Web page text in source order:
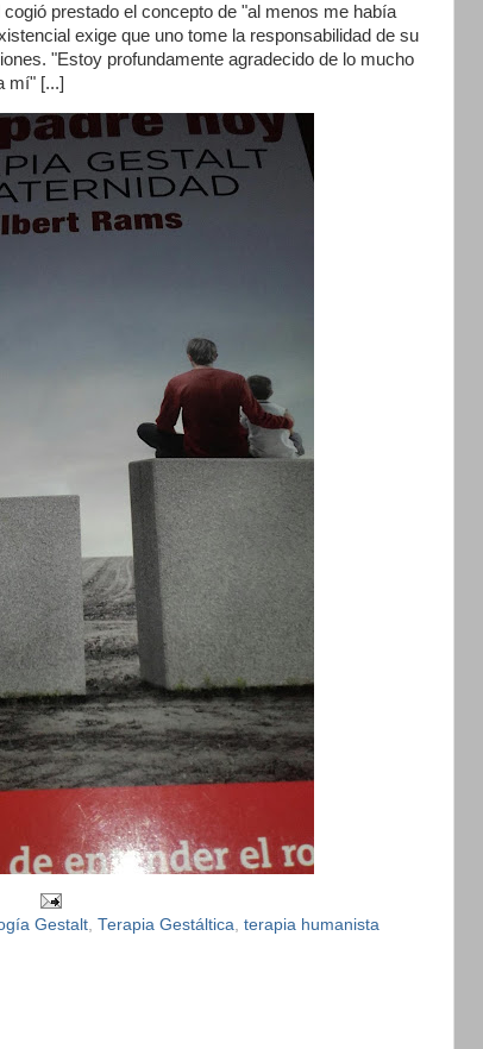
prestado el concepto de "al menos me había
exige que uno tome la responsabilidad de su
"Estoy profundamente agradecido de lo mucho
mí" [...]
Gestalt, Terapia Gestáltica, terapia humanista